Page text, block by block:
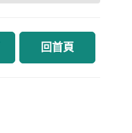
回首頁